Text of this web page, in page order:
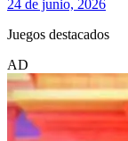
24 de junio, 2026
Juegos destacados
AD